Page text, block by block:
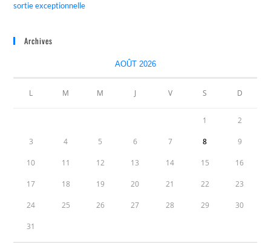
sortie exceptionnelle
Archives
AOÛT 2026
L M M J V S D
1 2
3 4 5 6 7 8 9
10 11 12 13 14 15 16
17 18 19 20 21 22 23
24 25 26 27 28 29 30
31